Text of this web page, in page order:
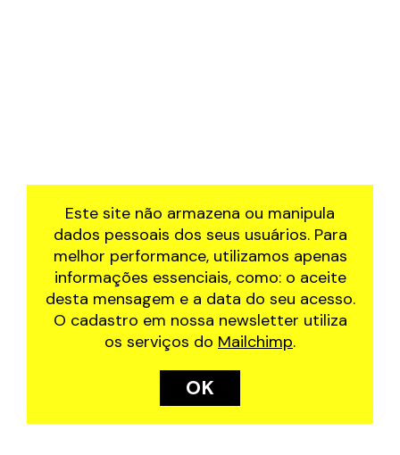
Este site não armazena ou manipula
dados pessoais dos seus usuários. Para
melhor performance, utilizamos apenas
informações essenciais, como: o aceite
desta mensagem e a data do seu acesso.
O cadastro em nossa newsletter utiliza
os serviços do Mailchimp.
OK